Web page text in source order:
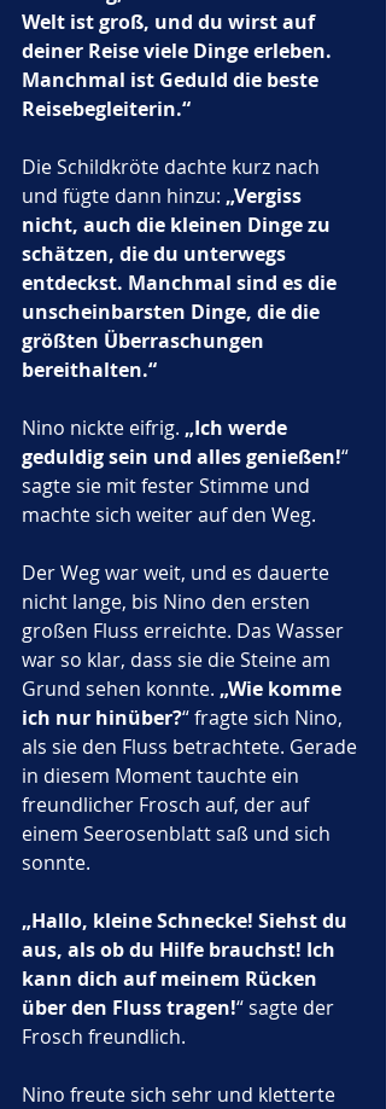
Welt ist groß, und du wirst auf
deiner Reise viele Dinge erleben.
Manchmal ist Geduld die beste
Reisebegleiterin.“
Die Schildkröte dachte kurz nach
und fügte dann hinzu: „Vergiss
nicht, auch die kleinen Dinge zu
schätzen, die du unterwegs
entdeckst. Manchmal sind es die
unscheinbarsten Dinge, die die
größten Überraschungen
bereithalten.“
Nino nickte eifrig. „Ich werde
geduldig sein und alles genießen!“
sagte sie mit fester Stimme und
machte sich weiter auf den Weg.
Der Weg war weit, und es dauerte
nicht lange, bis Nino den ersten
großen Fluss erreichte. Das Wasser
war so klar, dass sie die Steine am
Grund sehen konnte. „Wie komme
ich nur hinüber?“ fragte sich Nino,
als sie den Fluss betrachtete. Gerade
in diesem Moment tauchte ein
freundlicher Frosch auf, der auf
einem Seerosenblatt saß und sich
sonnte.
„Hallo, kleine Schnecke! Siehst du
aus, als ob du Hilfe brauchst! Ich
kann dich auf meinem Rücken
über den Fluss tragen!“ sagte der
Frosch freundlich.
Nino freute sich sehr und kletterte